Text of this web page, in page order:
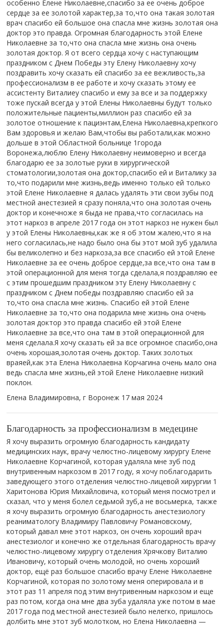
особенно Елене Николаевне,спасибо за ее очень доброе
сердце за ее золотой характер,за то,что она такая золотая
врач спасибо ей большое она спасла мне жизнь золотая она
доктор это правда. Огромная благодарность этой Елене
Николаевне за то,что она спасла мне жизнь она очень
золотая доктор. Я от всего сердца хочу с наступающим
праздником с Днем Победы эту Елену Николаевну хочу
поздравить хочу сказать ей спасибо за ее вежливость,за
профессионализм в ее работе и хочу сказать этому ее
ассистенту Виталиеу спасибо и ему за все и за поддержку
тоже пускай всегда у этой Елены Николаевны будут только
положительные пациенты,миллион раз спасибо ей за
золотое отношение к пациэнтам,Елена Николаевна,крепкого
Вам здоровья и желаю Вам,чтобы вы работали,как можно
дольше в этой Областной больнице 1города
Воронежа,люблю Елену Николаевну неимоверно и всегда
благодарю ее за золотые руки в хирургической
стоматологии,золотая она доктор,спасибо ей и Виталику за
то,что подарили мне жизнь,ведь именно только ей только
этой Елене Николаевне я далась удалять эти свои зубы под
местной анестезией я сразу поняла,что она золотая очень
доктор и конечноже я быда не права,что согласилась на
этот наркоз в апреле 2017 года он этот наркоз не нужен был
у этой Елены Николаевны,как же я об этом жалею,что я на
него согласилась,не надо было она бы этот мой зуб удалила
бы великолепно и без наркоза,за все спасибо ей этой Елене
Николаевне за ее очень доброе сердце,за все,что она там в
этой операционной для меня тогда сделала,я поздравляю ее
с этим прошедшим праздником эту Елену Николаевну с
праздником с Днем победы поздравляю спасибо ей за
то,что она спасла мне жизнь. Спасибо ей этой Елене
Николаевне за то,что она подарила мне жизнь она очень
золотая доктор это правда спасибо ей этой Елене
Николаевне за все,что она там в этой операционной для
меня сделала.Я хочу сказать ей за все огромное спасибо,она
очень хорошая,золотая очень доктор. Таких золотых
враяей,как эта Елена Николаевна Корчагина очень мало она
ведь спасла мне жизнь,ей этой Елене Николаевне низкий
поклон.
Елена Владимировна, г Воронеж17 мая 2024
Благодарность за профессионализм в медецине
Я хочу выразить огромную благодарность кандидату
медицинских наук, врачу челюстно-лицевому хирургу Елене
Николаевне Корчагиной, которая удаляла мне зуб под
внутривенным наркозом в 2017 году, я хочу поблагодарить
заведующего этого отделения челюстно-лицевой хирургии 1
Харитонова Юрия Михайловича, который меня посмотрел и
сказал, что у меня болел седьмой зуб,а не восьмерка, также
я хочу выразить огромную благодарность анестезиологу
реаниматологу Владимиру Павловичу Романовскому,
который давал мне этот наркоз, он очень хороший врач
анестезиолог и конечно же отдельная благодарность врачу
челюстно-лицевому хирургу отделения Хрячкову Виталию
Ивановичу, который очень молодой, но очень хороший
доктор, ещё раз большое спасибо врачу Елене Николаевне
Корчагиной, которая по золотому меня оперировала и в
этот раз 11 апреля под этим внутривенным наркозом и еще
раз потом, когда она мне два зуба удаляла уже потом в мае
2017 года под местной анестезией было нелегко, пришлось
долбить мне этот зуб молотком, но Елена Николаевна —